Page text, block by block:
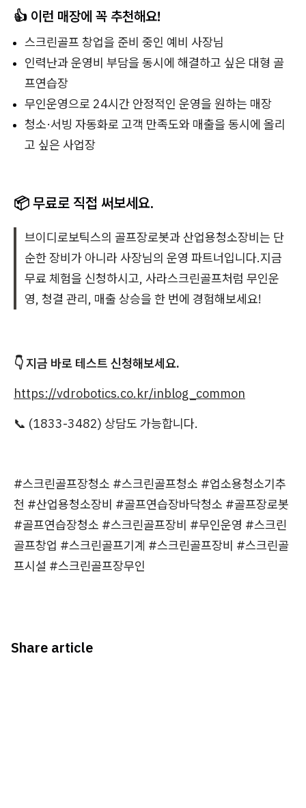
👍 이런 매장에 꼭 추천해요!
스크린골프 창업을 준비 중인 예비 사장님
인력난과 운영비 부담을 동시에 해결하고 싶은 대형 골
프연습장
무인운영으로 24시간 안정적인 운영을 원하는 매장
청소·서빙 자동화로 고객 만족도와 매출을 동시에 올리
고 싶은 사업장
📦 무료로 직접 써보세요.
브이디로보틱스의 골프장로봇과 산업용청소장비는 단
순한 장비가 아니라 사장님의 운영 파트너입니다.지금
무료 체험을 신청하시고, 사라스크린골프처럼 무인운
영, 청결 관리, 매출 상승을 한 번에 경험해보세요!
👇 지금 바로 테스트 신청해보세요.
https://vdrobotics.co.kr/inblog_common
📞 (1833-3482) 상담도 가능합니다.
#스크린골프장청소 #스크린골프청소 #업소용청소기추
천 #산업용청소장비 #골프연습장바닥청소 #골프장로봇
#골프연습장청소 #스크린골프장비 #무인운영 #스크린
골프창업 #스크린골프기계 #스크린골프장비 #스크린골
프시설 #스크린골프장무인
Share article